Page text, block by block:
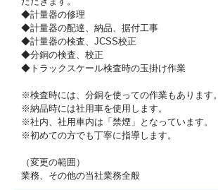
◆計量器の修理
◆計量器の配達、納品、据付工事
◆計量器の検査、JCSS校正
◆分銅の検査、校正
◆トラックスケール検査時の玉掛け作業
※検査時には、分銅を使っての作業もあります。
※納品時には社用車を使用します。
※社内、社用車内は「禁煙」となっています。
※初めての方でも丁寧に指導します。
（変更の範囲）
業務、その他の当社業務全般